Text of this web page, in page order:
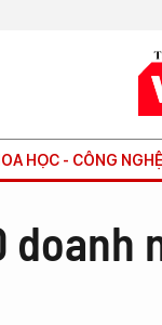
HỌC - CÔNG NGHỆ
doanh